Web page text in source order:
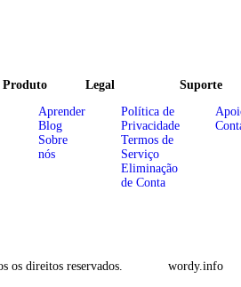
Produto
Aprender
Blog
Sobre
nós
Legal
Política de
Privacidade
Termos de
Serviço
Eliminação
de Conta
Suporte
os direitos reservados. wordy.info